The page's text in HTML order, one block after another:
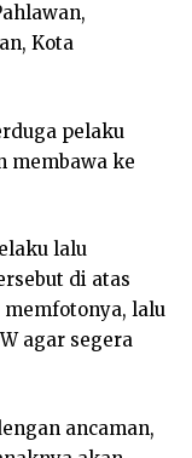
Kota
pelaku
membawa ke
lalu
di atas
lalu
agar segera
ancaman,